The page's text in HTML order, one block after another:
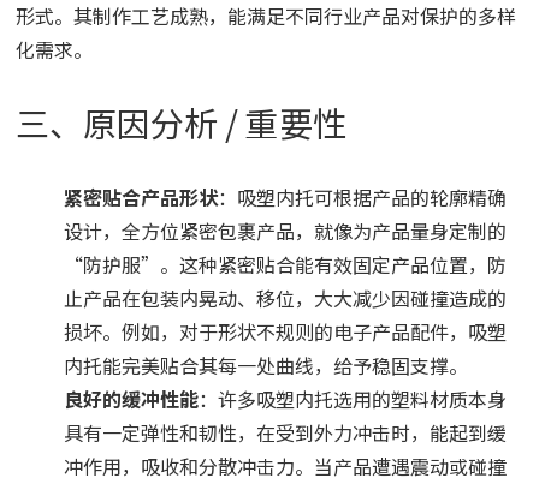
形式。其制作工艺成熟，能满足不同行业产品对保护的多样
化需求。
三、原因分析 / 重要性
紧密贴合产品形状：吸塑内托可根据产品的轮廓精确
设计，全方位紧密包裹产品，就像为产品量身定制的
“防护服”。这种紧密贴合能有效固定产品位置，防
止产品在包装内晃动、移位，大大减少因碰撞造成的
损坏。例如，对于形状不规则的电子产品配件，吸塑
内托能完美贴合其每一处曲线，给予稳固支撑。
良好的缓冲性能：许多吸塑内托选用的塑料材质本身
具有一定弹性和韧性，在受到外力冲击时，能起到缓
冲作用，吸收和分散冲击力。当产品遭遇震动或碰撞